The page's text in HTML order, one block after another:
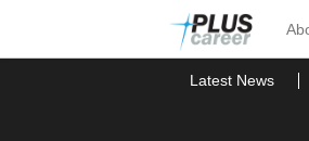
뉴
토
Latest News